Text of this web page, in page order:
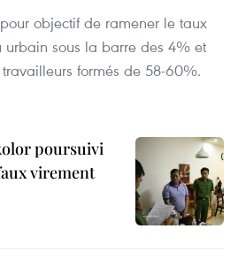
objectif de ramener le taux
sous la barre des 4% et
formés de 58-60%.
poursuivi
virement